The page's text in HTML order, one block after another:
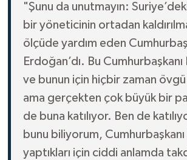
"Şunu da unutmayın:
bir yöneticinin ortadan
ölçüde yardım eden
Erdoğan’dı. Bu Cumhurbaşkanı
ve bunun için hiçbir zaman
ama gerçekten çok büyük bir
de buna katılıyor. Ben de
bunu biliyorum,
yaptıkları için ciddi anlamda